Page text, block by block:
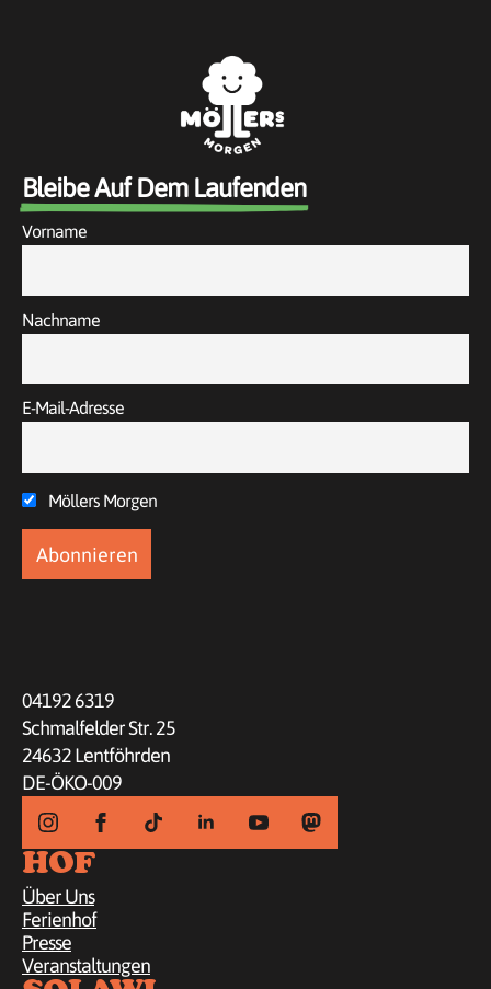
Bleibe Auf Dem Laufenden
Vorname
Nachname
E-Mail-Adresse
Möllers Morgen
04192 6319
Schmalfelder Str. 25
24632 Lentföhrden
DE-ÖKO-009
HOF
Über Uns
Ferienhof
Presse
Veranstaltungen